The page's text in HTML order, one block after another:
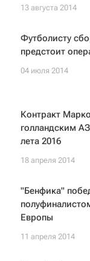
13 августа 2014
Футболисту
предстоит
04 июля 2014
Контракт
голландским
лета 2016
18 апреля 2014
"Бенфика"
Европы
11 апреля 2014